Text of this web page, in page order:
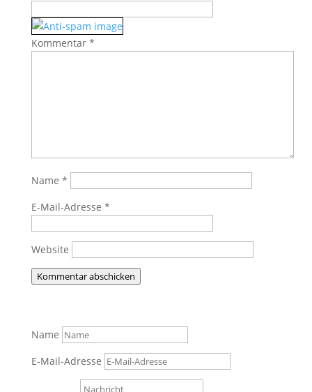
Kommentar *
Name *
E-Mail-Adresse *
Website
Kommentar abschicken
Name
E-Mail-Adresse